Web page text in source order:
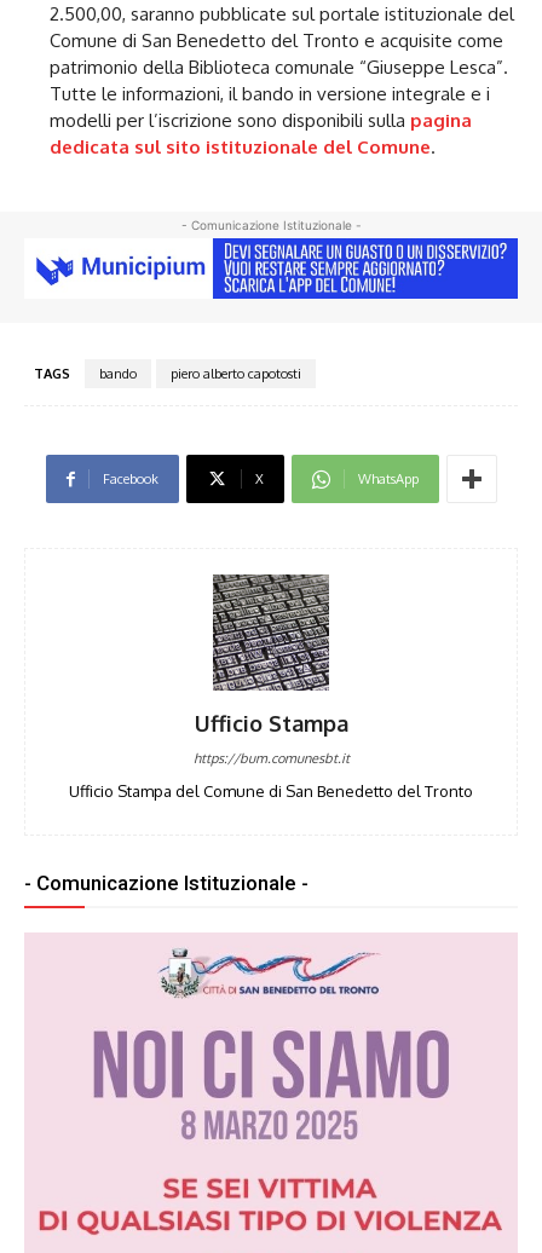
2.500,00, saranno pubblicate sul portale istituzionale del
Comune di San Benedetto del Tronto e acquisite come
patrimonio della Biblioteca comunale “Giuseppe Lesca”.
Tutte le informazioni, il bando in versione integrale e i
modelli per l’iscrizione sono disponibili sulla pagina
dedicata sul sito istituzionale del Comune.
- Comunicazione Istituzionale -
TAGS bando piero alberto capotosti
Facebook X WhatsApp
Ufficio Stampa
https://bum.comunesbt.it
Ufficio Stampa del Comune di San Benedetto del Tronto
- Comunicazione Istituzionale -